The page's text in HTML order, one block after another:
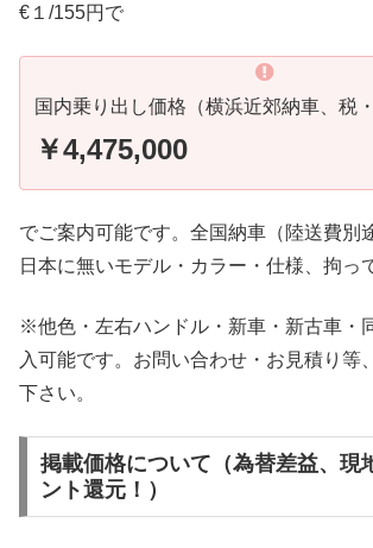
€１/155円で
国内乗り出し価格（横浜近郊納車、税
￥4,475,000
でご案内可能です。全国納車（陸送費別
日本に無いモデル・カラー・仕様、拘っ
※他色・左右ハンドル・新車・新古車・
入可能です。お問い合わせ・お見積り等
下さい。
掲載価格について（為替差益、現
ント還元！）